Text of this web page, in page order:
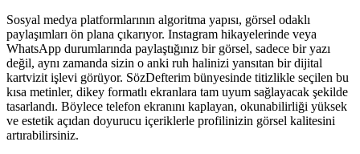
Sosyal medya platformlarının algoritma yapısı, görsel odaklı
paylaşımları ön plana çıkarıyor. Instagram hikayelerinde veya
WhatsApp durumlarında paylaştığınız bir görsel, sadece bir yazı
değil, aynı zamanda sizin o anki ruh halinizi yansıtan bir dijital
kartvizit işlevi görüyor. SözDefterim bünyesinde titizlikle seçilen bu
kısa metinler, dikey formatlı ekranlara tam uyum sağlayacak şekilde
tasarlandı. Böylece telefon ekranını kaplayan, okunabilirliği yüksek
ve estetik açıdan doyurucu içeriklerle profilinizin görsel kalitesini
artırabilirsiniz.